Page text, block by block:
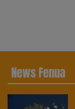
News Fenua